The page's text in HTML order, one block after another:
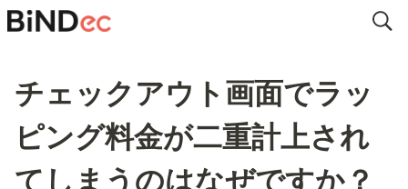
チェックアウト画面でラッ
ピング料金が二重計上され
てしまうのはなぜですか？